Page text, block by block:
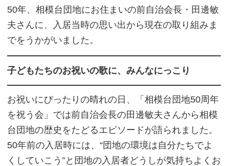
50年、相模台団地にお住まいの前自治会長・田邊敏
夫さんに、入居当時の思い出から現在の取り組みま
でをうかがいました。
子どもたちのお祝いの歌に、みんなにっこり
お祝いにぴったりの晴れの日、「相模台団地50周年
を祝う会」では前自治会長の田邊敏夫さんから相模
台団地の歴史をたどるエピソードが語られました。
50年前の入居時には、“団地の環境は自分たちでよ
くしていこう”と団地の入居者どうしが気持ちよくお